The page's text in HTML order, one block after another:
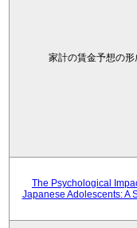
家計の賃金予想の
The Psychological
Japanese Adolescents: A